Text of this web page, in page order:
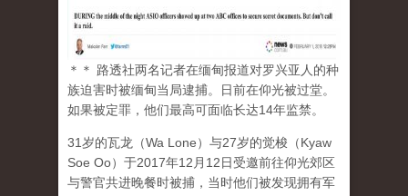
＊＊ 路透社两名记者在缅甸报道对罗兴亚人的种
族迫害时被缅甸当局逮捕。日前在仰光被过堂。
如果被定罪，他们最高可面临长达14年监禁。
31岁的瓦龙（Wa Lone）与27岁的觉梭（Kyaw
Soe Oo）于2017年12月12日受邀前往仰光郊区
与警官共进晚餐时被捕，当时他们被发现拥有军